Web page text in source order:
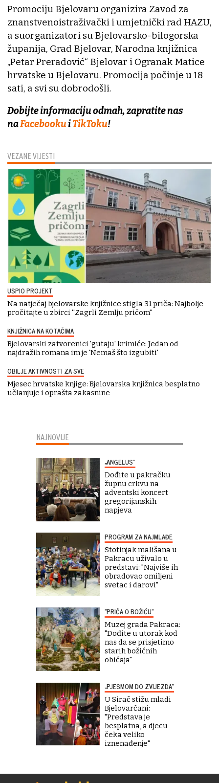
VEZANE VIJESTI
USPIO PROJEKT
Na natječaj bjelovarske knjižnice stigla 31 priča: Najbolje
pročitajte u zbirci ''Zagrli Zemlju pričom''
KNJIŽNICA NA KOTAČIMA
Bjelovarski zatvorenici 'gutaju' krimiće: Jedan od
najdražih romana im je 'Nemaš što izgubiti'
OBILJE AKTIVNOSTI ZA SVE
Mjesec hrvatske knjige: Bjelovarska knjižnica besplatno
učlanjuje i oprašta zakasnine
Promociju Bjelovaru organizira Zavod za
znanstvenoistraživački i umjetnički rad HAZU,
a suorganizatori su Bjelovarsko-bilogorska
županija, Grad Bjelovar, Narodna knjižnica
„Petar Preradović“ Bjelovar i Ogranak Matice
hrvatske u Bjelovaru. Promocija počinje u 18
sati, a svi su dobrodošli.
Dobijte informaciju odmah, zapratite nas
naFacebookuiTikToku!
NAJNOVIJE
„ANGELUS“
Dođite u pakračku
župnu crkvu na
adventski koncert
gregorijanskih
napjeva
PROGRAM ZA NAJMLAĐE
Stotinjak mališana u
Pakracu uživalo u
predstavi: "Najviše ih
obradovao omiljeni
svetac i darovi"
"PRIČA O BOŽIĆU"
Muzej grada Pakraca:
"Dođite u utorak kod
nas da se prisjetimo
starih božićnih
običaja"
„PJESMOM DO ZVIJEZDA“
U Sirač stižu mladi
Bjelovarčani:
"Predstava je
besplatna, a djecu
čeka veliko
iznenađenje"